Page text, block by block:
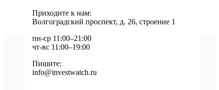
Приходите к нам:
Волгоградский проспект, д. 26, строение 1
пн-ср 11:00–21:00
чт-вс 11:00–19:00
Пишите:
info@investwatch.ru